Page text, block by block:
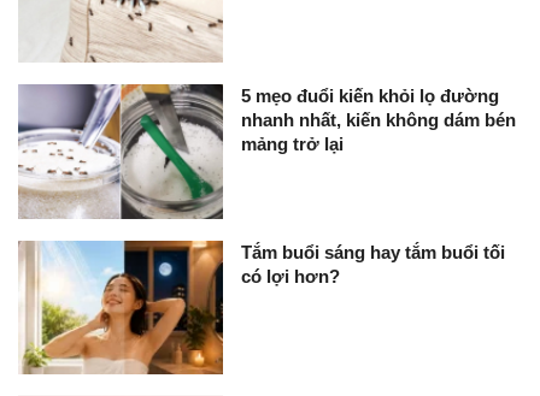
5 mẹo đuổi kiến khỏi lọ đường
nhanh nhất, kiến không dám bén
mảng trở lại
Tắm buổi sáng hay tắm buổi tối
có lợi hơn?